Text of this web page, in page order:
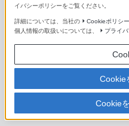
FE 35mm F1.4 GM
FE 35mm F1.8
Sonnar T* FE 35mm F2.8 ZA
FE 40mm F2.5 G
イバシーポリシーをご覧ください。
詳細については、当社の Cookieポリシー
個人情報の取扱いについては、
プライ
Cookie
Cookie